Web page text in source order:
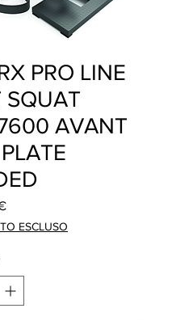
PRO LINE
SQUAT
AVANT
Precio
ESCLUSO